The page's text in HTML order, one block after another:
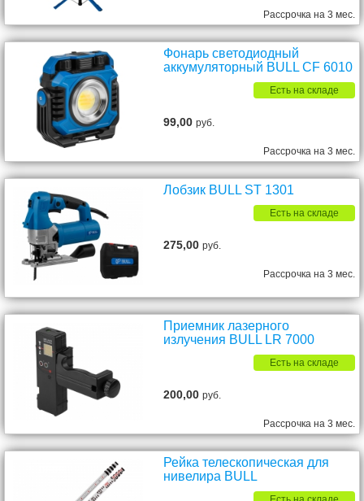
Рассрочка на 3 мес.
Фонарь светодиодный
аккумуляторный BULL CF 6010
Есть на складе
99,00руб.
Рассрочка на 3 мес.
Лобзик BULL ST 1301
Есть на складе
275,00руб.
Рассрочка на 3 мес.
Приемник лазерного
излучения BULL LR 7000
Есть на складе
200,00руб.
Рассрочка на 3 мес.
Рейка телескопическая для
нивелира BULL